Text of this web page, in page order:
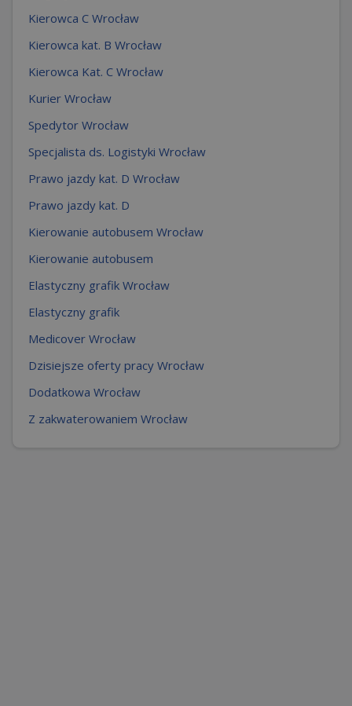
Kierowca C Wrocław
Kierowca kat. B Wrocław
Kierowca Kat. C Wrocław
Kurier Wrocław
Spedytor Wrocław
Specjalista ds. Logistyki Wrocław
Prawo jazdy kat. D Wrocław
Prawo jazdy kat. D
Kierowanie autobusem Wrocław
Kierowanie autobusem
Elastyczny grafik Wrocław
Elastyczny grafik
Medicover Wrocław
Dzisiejsze oferty pracy Wrocław
Dodatkowa Wrocław
Z zakwaterowaniem Wrocław